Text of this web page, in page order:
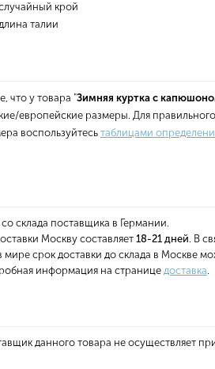
крой
талии
что у товара "Зимняя куртка с
европейские размеры. Для правильного
воспользуйтесь таблицами
склада поставщика в Германии.
Москву составляет 18-21 дней. В
срок доставки до склада в Москве
информация на странице доставка.
данного товара не осуществляет